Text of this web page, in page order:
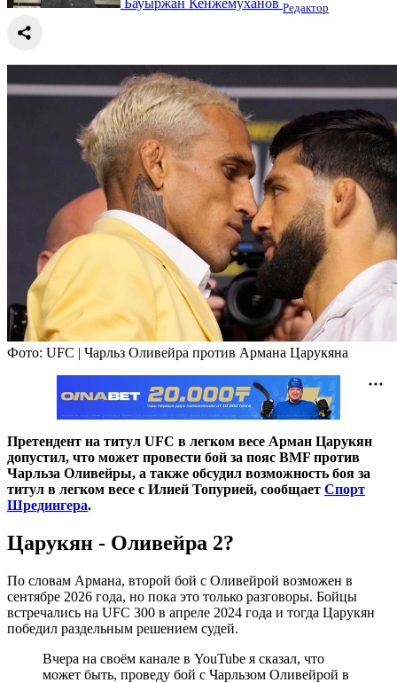
Редактор
Фото: UFC | Чарльз Оливейра против Армана Царукяна
Претендент на титул UFC в легком весе Арман Царукян
допустил, что может провести бой за пояс BMF против
Чарльза Оливейры, а также обсудил возможность боя за
титул в легком весе с Илией Топурией, сообщает Спорт
Шредингера.
Царукян - Оливейра 2?
По словам Армана, второй бой с Оливейрой возможен в
сентябре 2026 года, но пока это только разговоры. Бойцы
встречались на UFC 300 в апреле 2024 года и тогда Царукян
победил раздельным решением судей.
Вчера на своём канале в YouTube я сказал, что
может быть, проведу бой с Чарльзом Оливейрой в